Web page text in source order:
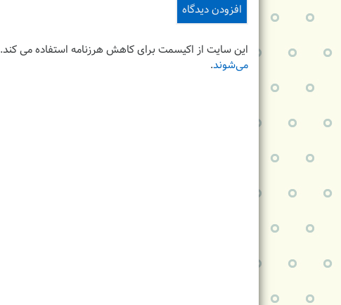
این سایت از اکیسمت برای کاهش هرزنامه استفاده می کند.
می‌شوند.